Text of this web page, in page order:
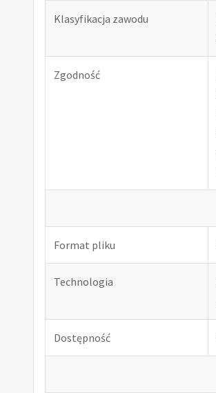
Klasyfikacja zawodu
Zgodność
Format pliku
Technologia
Dostępność